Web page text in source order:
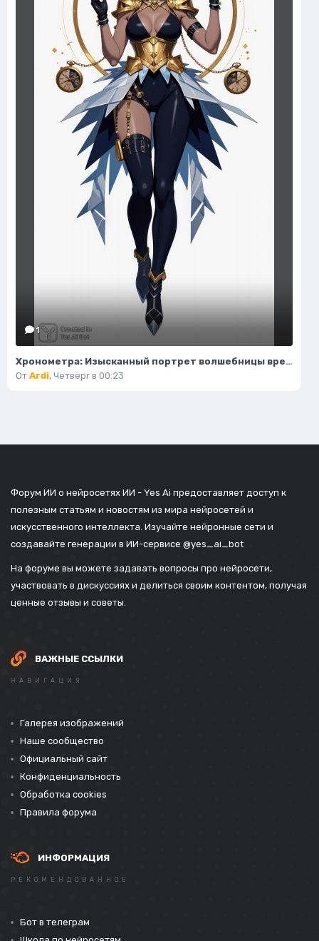
1
Хронометра: Изысканный портрет волшебницы времени и моды. Изображение из нейронной сети Flux Ai
От Ardi, Четверг в 00:23
Форум ИИ о нейросетях ИИ - Yes Ai предоставляет доступ к
полезным статьям и новостям из мира нейросетей и
искусственного интеллекта. Изучайте нейронные сети и
создавайте генерации в ИИ-сервисе @yes_ai_bot
На форуме вы можете задавать вопросы про нейросети,
участвовать в дискуссиях и делиться своим контентом, получая
ценные отзывы и советы.
ВАЖНЫЕ ССЫЛКИ
НАВИГАЦИЯ
Галерея изображений
Наше сообщество
Официальный сайт
Конфиденциальность
Обработка cookies
Правила форума
ИНФОРМАЦИЯ
РЕКОМЕНДОВАННОЕ
Бот в телеграм